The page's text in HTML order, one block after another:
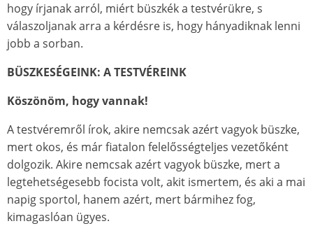
hogy írjanak arról, miért büszkék a testvérükre, s
válaszoljanak arra a kérdésre is, hogy hányadiknak lenni
jobb a sorban.
BÜSZKESÉGEINK: A TESTVÉREINK
Köszönöm, hogy vannak!
A testvéremről írok, akire nemcsak azért vagyok büszke,
mert okos, és már fiatalon felelősségteljes vezetőként
dolgozik. Akire nemcsak azért vagyok büszke, mert a
legtehetségesebb focista volt, akit ismertem, és aki a mai
napig sportol, hanem azért, mert bármihez fog,
kimagaslóan ügyes.